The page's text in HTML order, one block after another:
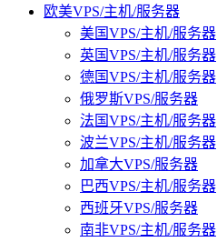
欧美VPS/主机/服务器
美国VPS/主机/服务器
英国VPS/主机/服务器
德国VPS/主机/服务器
俄罗斯VPS/服务器
法国VPS/主机/服务器
波兰VPS/主机/服务器
加拿大VPS/服务器
巴西VPS/主机/服务器
西班牙VPS/服务器
南非VPS/主机/服务器